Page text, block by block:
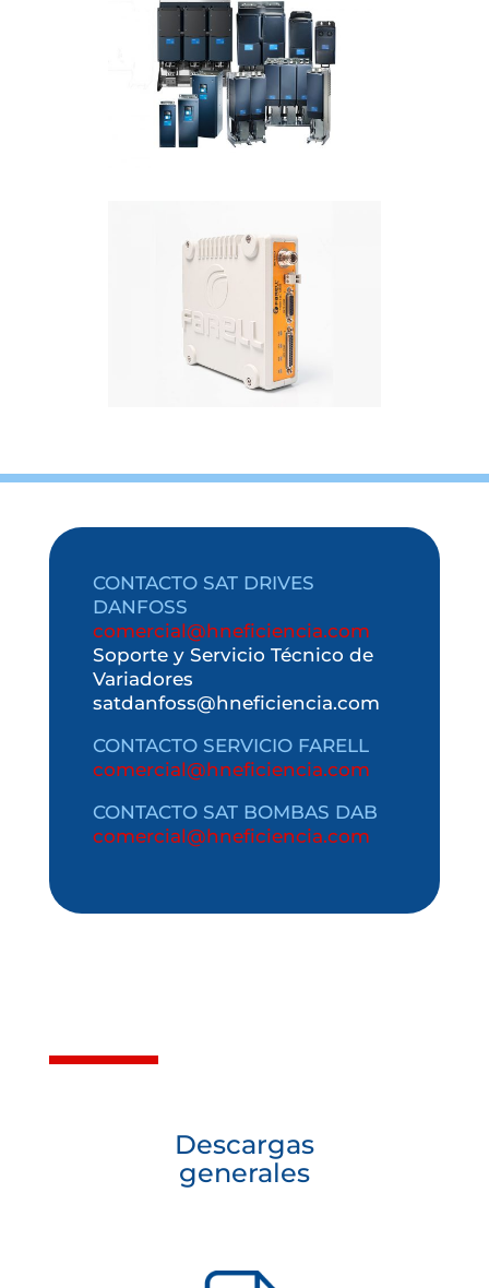
CONTACTO SAT DRIVES
DANFOSS
comercial@hneficiencia.com
Soporte y Servicio Técnico de
Variadores
satdanfoss@hneficiencia.com
CONTACTO SERVICIO FARELL
comercial@hneficiencia.com
CONTACTO SAT BOMBAS DAB
comercial@hneficiencia.com
Descargas
generales